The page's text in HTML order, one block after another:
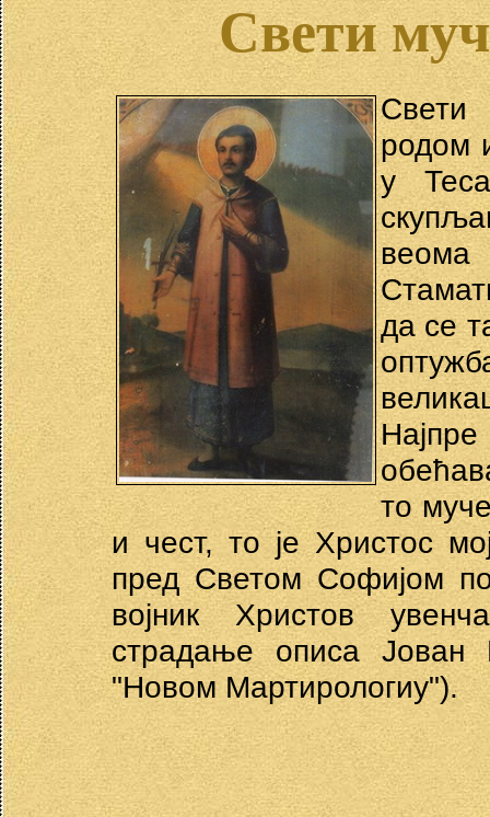
Свети
Свети
родом
у
да се
то
и чест, то је Христос
пред Светом Софијом
војник Христов
страдање описа
"Новом Мартирологиу").